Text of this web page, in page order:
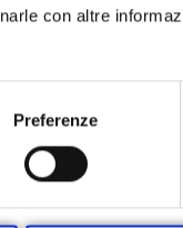
con altre
Preferenze
PRENOTA